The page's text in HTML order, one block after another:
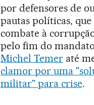
por defensores de
pautas políticas,
combate à
pelo fim do
Michel Temeraté
clamor por uma
militar" para crise.